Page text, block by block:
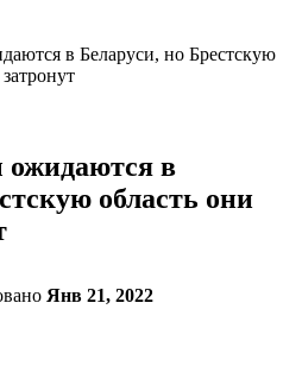
в Беларуси, но Брестскую
в
область они
Янв 21, 2022